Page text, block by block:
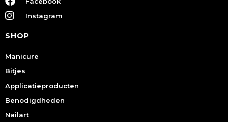
Instagram
SHOP
Manicure
Bitjes
Applicatieproducten
Benodigdheden
Nailart